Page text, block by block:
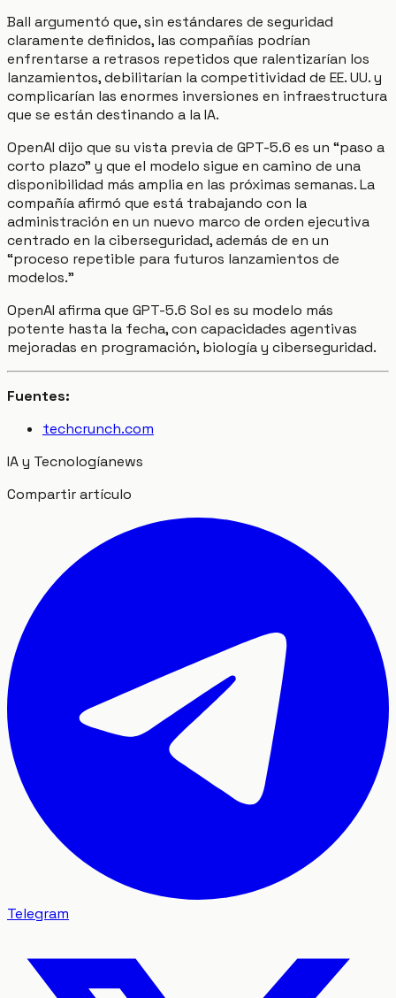
Ball argumentó que, sin estándares de seguridad
claramente definidos, las compañías podrían
enfrentarse a retrasos repetidos que ralentizarían los
lanzamientos, debilitarían la competitividad de EE. UU. y
complicarían las enormes inversiones en infraestructura
que se están destinando a la IA.
OpenAI dijo que su vista previa de GPT-5.6 es un “paso a
corto plazo” y que el modelo sigue en camino de una
disponibilidad más amplia en las próximas semanas. La
compañía afirmó que está trabajando con la
administración en un nuevo marco de orden ejecutiva
centrado en la ciberseguridad, además de en un
“proceso repetible para futuros lanzamientos de
modelos.”
OpenAI afirma que GPT-5.6 Sol es su modelo más
potente hasta la fecha, con capacidades agentivas
mejoradas en programación, biología y ciberseguridad.
Fuentes:
techcrunch.com
IA y Tecnologíanews
Compartir artículo
Telegram